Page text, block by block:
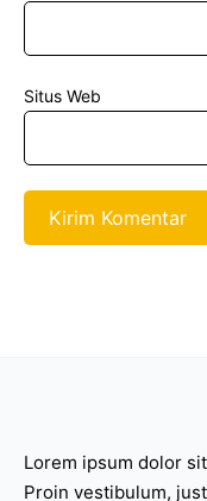
Situs Web
Lorem ipsum dolor
Proin vestibulum,